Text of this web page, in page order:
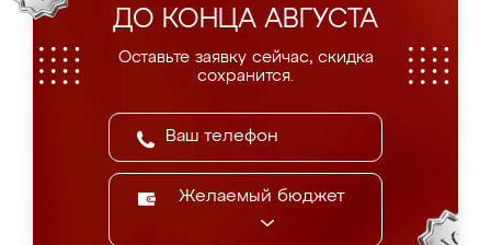
ДО КОНЦА АВГУСТА
Оставьте заявку сейчас, скидка
сохранится.
Желаемый бюджет